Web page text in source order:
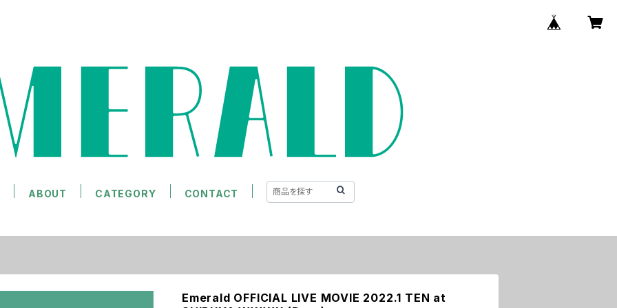
ABOUT CATEGORY CONTACT
Emerald OFFICIAL LIVE MOVIE 2022.1 TEN at